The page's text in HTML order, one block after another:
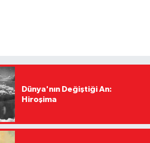
Dünya'nın Değiştiği An:
Hiroşima